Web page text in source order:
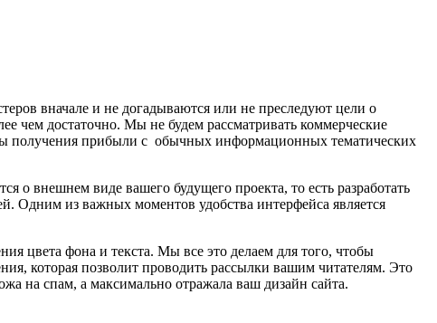
вначале и не догадываются или не преследуют цели о
чем достаточно. Мы не будем рассматривать коммерческие
получения прибыли с обычных информационных тематических
о внешнем виде вашего будущего проекта, то есть разработать
Одним из важных моментов удобства интерфейса является
цвета фона и текста. Мы все это делаем для того, чтобы
которая позволит проводить рассылки вашим читателям. Это
на спам, а максимально отражала ваш дизайн сайта.